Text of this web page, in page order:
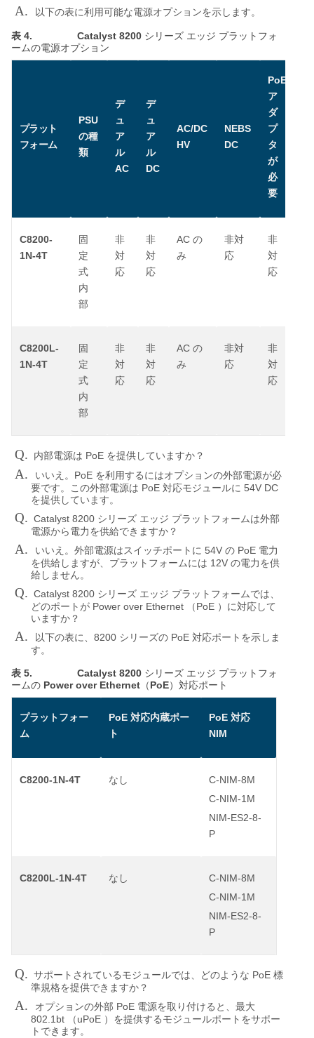
A. 以下の表に利用可能な電源オプションを示します。
表 4. Catalyst 8200 シリーズ エッジ プラットフォ
ームの電源オプション
プラット
フォーム
PSU
の種
類
デ
ュ
ア
ル
AC
デ
ュ
ア
ル
DC
AC/DC
HV
NEBS
DC
PoE
ア
ダ
プ
タ
が
必
要
C8200-
1N-4T
固
定
式
内
部
非
対
応
非
対
応
AC の
み
非対
応
非
対
応
C8200L-
1N-4T
固
定
式
内
部
非
対
応
非
対
応
AC の
み
非対
応
非
対
応
Q. 内部電源は PoE を提供していますか？
A. いいえ。 PoE を利用するにはオプションの外部電源が必
要です。この外部電源は PoE 対応モジュールに 54V DC
を提供しています。
Q. Catalyst 8200 シリーズ エッジ プラットフォームは外部
電源から電力を供給できますか？
A. いいえ。外部電源はスイッチポートに 54V の PoE 電力
を供給しますが、プラットフォームには 12V の電力を供
給しません。
Q. Catalyst 8200 シリーズ エッジ プラットフォームでは、
どのポートが Power over Ethernet （ PoE ）に対応して
いますか？
A. 以下の表に、 8200 シリーズの PoE 対応ポートを示しま
す。
表 5. Catalyst 8200 シリーズ エッジ プラットフォ
ームの Power over Ethernet （ PoE）対応ポート
プラットフォー
ム
PoE 対応内蔵ポー
ト
PoE 対応
NIM
C8200-1N-4T なし
C-NIM-8M
C-NIM-1M
NIM-ES2-8-
P
C8200L-1N-4T なし
C-NIM-8M
C-NIM-1M
NIM-ES2-8-
P
Q. サポートされているモジュールでは、どのような PoE 標
準規格を提供できますか？
A. オプションの外部 PoE 電源を取り付けると、最大
802.1bt （ uPoE ）を提供するモジュールポートをサポー
トできます。